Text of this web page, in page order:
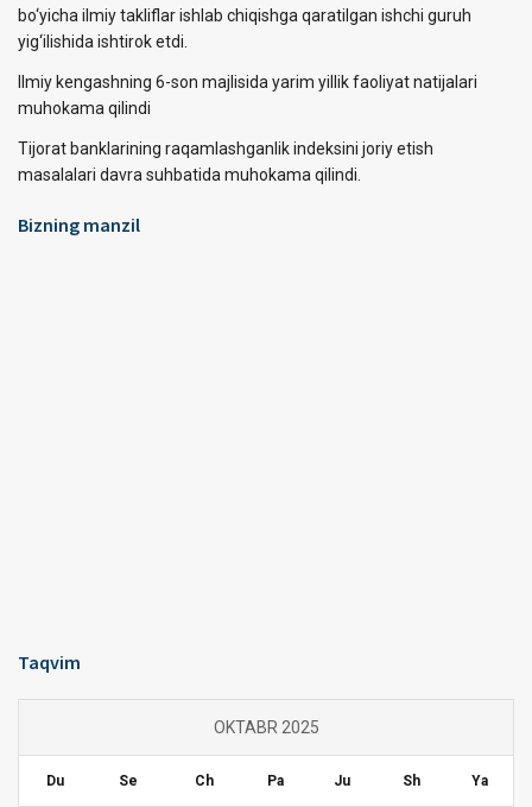
bo‘yicha ilmiy takliflar ishlab chiqishga qaratilgan ishchi guruh
yig‘ilishida ishtirok etdi.
Ilmiy kengashning 6-son majlisida yarim yillik faoliyat natijalari
muhokama qilindi
Tijorat banklarining raqamlashganlik indeksini joriy etish
masalalari davra suhbatida muhokama qilindi.
Bizning manzil
Taqvim
OKTABR 2025
Du Se Ch Pa Ju Sh Ya